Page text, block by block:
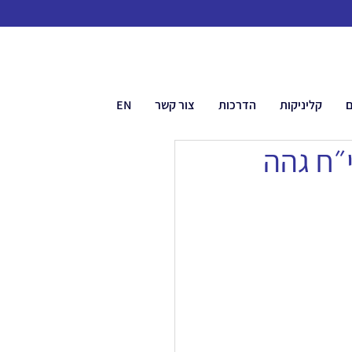
קליניקות הדרכות צור קשר EN
גהה